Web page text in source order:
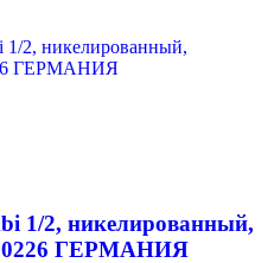
1/2, никелированный,
10226 ГЕРМАНИЯ